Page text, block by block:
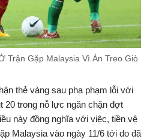
Trận Gặp Malaysia Vì Án Treo Giò
thẻ vàng sau pha phạm lỗi với
20 trong nỗ lực ngăn chặn đợt
này đồng nghĩa với việc, tiền vệ
Malaysia vào ngày 11/6 tới do đã